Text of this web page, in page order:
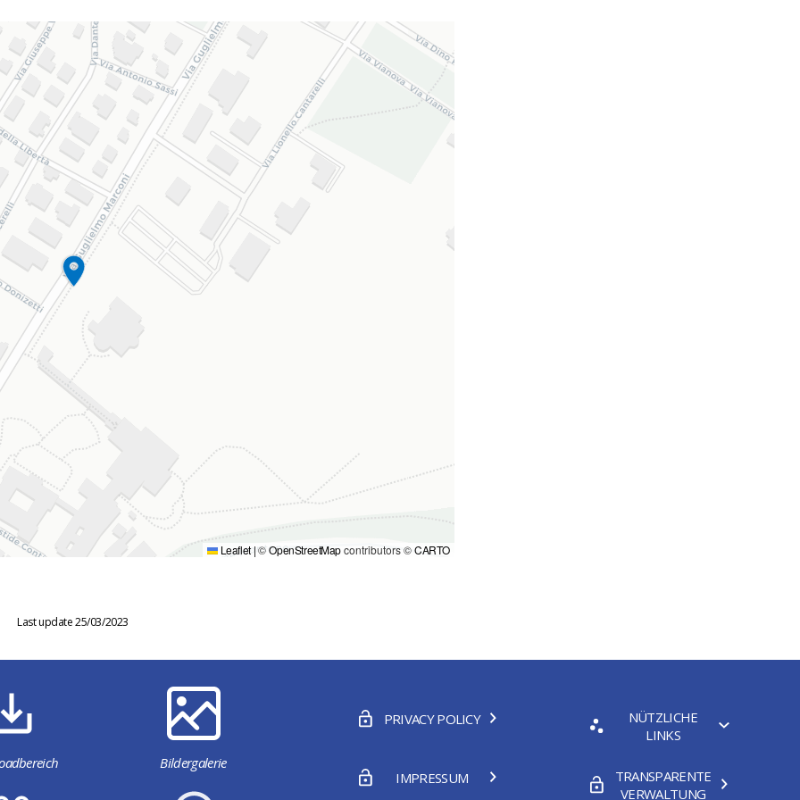
Leaflet|©OpenStreetMapcontributors ©CARTO
Last update 25/03/2023
Bildergalerie
PRIVACY POLICY
NÜTZLICHE
LINKS
IMPRESSUM
TRANSPARENTE
VERWALTUNG